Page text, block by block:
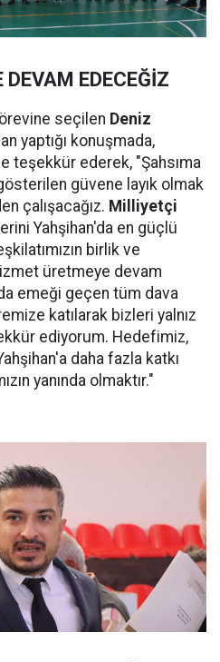
DEVAM EDECEĞİZ
seçilen Deniz
yaptığı konuşmada,
teşekkür ederek, "Şahsıma
güvene layık olmak
çalışacağız. Milliyetçi
Yahşihan'da en güçlü
birlik ve
üretmeye devam
emeği geçen tüm dava
katılarak bizleri yalnız
ediyorum. Hedefimiz,
daha fazla katkı
yanında olmaktır."